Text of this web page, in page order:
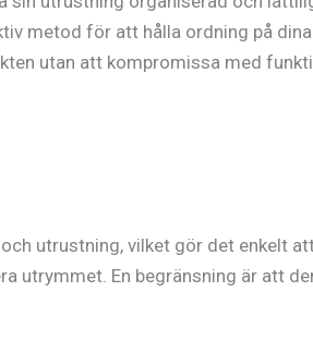
metod för att hålla ordning på
utan att kompromissa med
utrustning, vilket gör det enkelt
utrymmet. En begränsning är att